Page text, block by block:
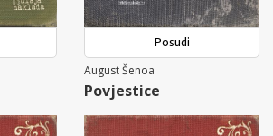
Posudi
August Šenoa
Povjestice